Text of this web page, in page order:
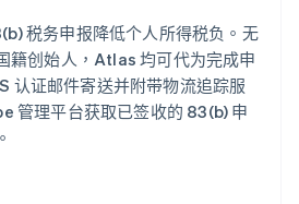
税务申报降低个人所得税负。无
籍创始人，Atlas 均可代为完成申
证邮件寄送并附带物流追踪服
管理平台获取已签收的 83(b) 申